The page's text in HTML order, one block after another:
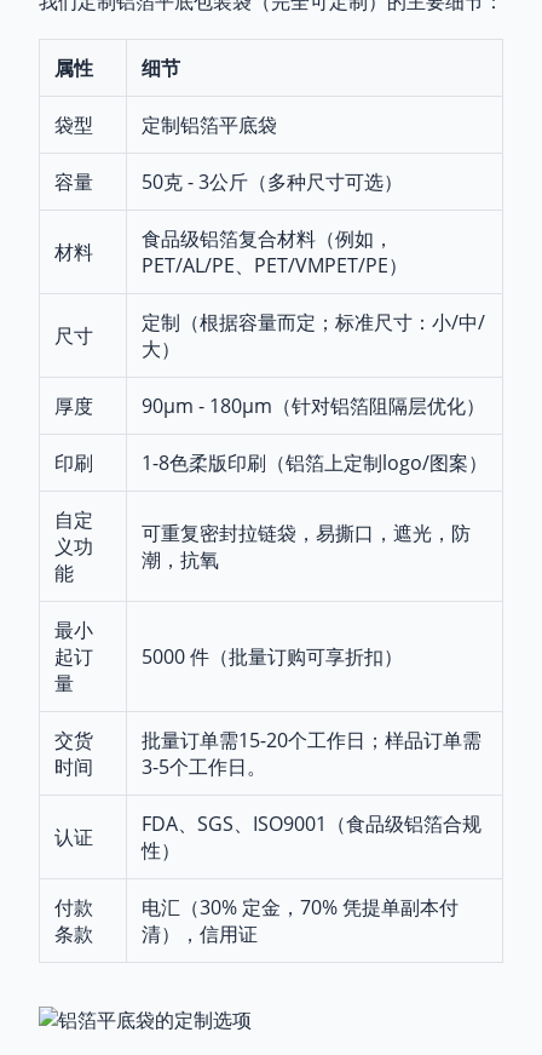
属性 细节
袋型 定制铝箔平底袋
容量 50克 - 3公斤（多种尺寸可选）
材料
食品级铝箔复合材料（例如，
PET/AL/PE、PET/VMPET/PE）
尺寸
定制（根据容量而定；标准尺寸：小/中/
大）
厚度 90μm - 180μm（针对铝箔阻隔层优化）
印刷 1-8色柔版印刷（铝箔上定制logo/图案）
自定
义功
能
可重复密封拉链袋，易撕口，遮光，防
潮，抗氧
最小
起订
量
5000 件（批量订购可享折扣）
交货
时间
批量订单需15-20个工作日；样品订单需
3-5个工作日。
认证
FDA、SGS、ISO9001（食品级铝箔合规
性）
付款
条款
电汇（30% 定金，70% 凭提单副本付
清），信用证